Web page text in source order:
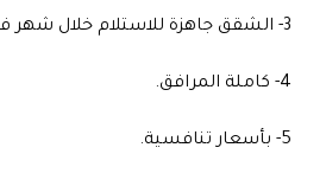
3- الشقق جاهزة للاستلام خلال شهر فبراير 2024.
4- كاملة المرافق.
5- بأسعار تنافسية.